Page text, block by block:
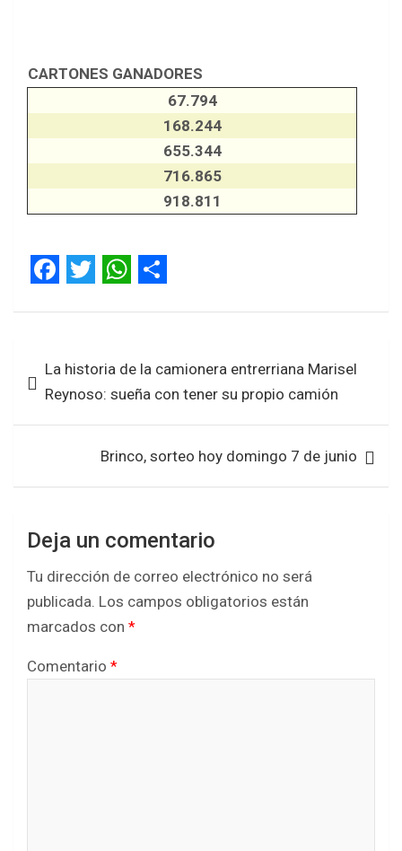
CARTONES GANADORES
67.794
168.244
655.344
716.865
918.811
e
k
i
t
a
t
A
p
p
a
r
de
entradas
La historia de la camionera entrerriana Marisel
Reynoso: sueña con tener su propio camión
Brinco, sorteo hoy domingo 7 de junio
Deja un comentario
Tu dirección de correo electrónico no será
publicada. Los campos obligatorios están
marcados con *
Comentario *